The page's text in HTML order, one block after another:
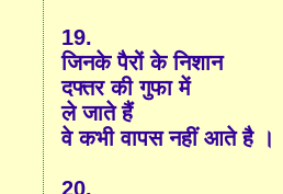
19.
जिनके पैरों के निशान
दफ्तर की गुफा में
ले जाते हैं
वे कभी वापस नहीं आते है ।
20.